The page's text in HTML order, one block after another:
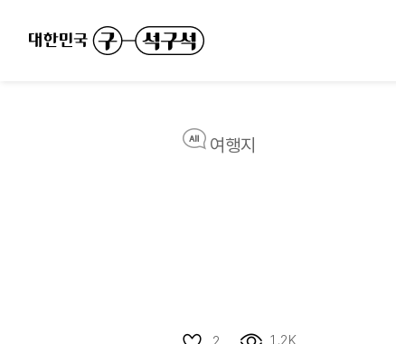
여행지
1.2K